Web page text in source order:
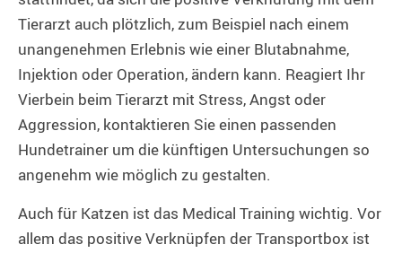
Tierarzt auch plötzlich, zum Beispiel nach einem
unangenehmen Erlebnis wie einer Blutabnahme,
Injektion oder Operation, ändern kann. Reagiert Ihr
Vierbein beim Tierarzt mit Stress, Angst oder
Aggression, kontaktieren Sie einen passenden
Hundetrainer um die künftigen Untersuchungen so
angenehm wie möglich zu gestalten.
Auch für Katzen ist das Medical Training wichtig. Vor
allem das positive Verknüpfen der Transportbox ist